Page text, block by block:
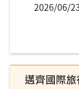
2026/06/
邁齊國際